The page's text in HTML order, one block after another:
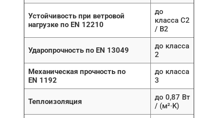
Устойчивость при ветровой
нагрузке по EN 12210
до
класса C2
/ B2
Ударопрочность по EN 13049
до класса
2
Механическая прочность по
EN 1192
до класса
3
Теплоизоляция
до 0,87 Вт
/ (м²∙K)